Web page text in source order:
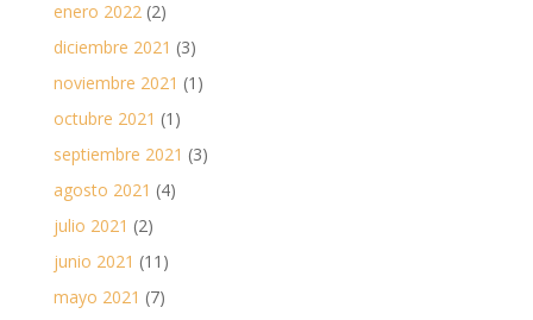
enero 2022(2)
diciembre 2021 (3)
noviembre 2021 (1)
octubre 2021 (1)
septiembre 2021 (3)
agosto 2021 (4)
julio 2021 (2)
junio 2021 (11)
mayo 2021 (7)